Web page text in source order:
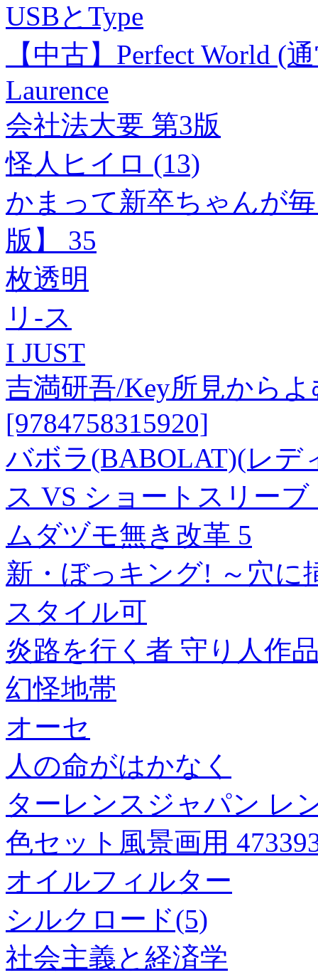
USBとType
【中古】Perfect World (
Laurence
会社法大要 第3版
怪人ヒイロ (13)
かまって新卒ちゃんが
版】 35
枚透明
リ-ス
I JUST
吉満研吾/Key所見から
[9784758315920]
バボラ(BABOLAT)(レデ
ス VS ショートスリーブ
ムダヅモ無き改革 5
新・ぼっキング! ～穴に
スタイル可
炎路を行く者 守り人作
幻怪地帯
オーセ
人の命がはかなく
ターレンスジャパン レ
色セット風景画用
オイルフィルター
シルクロード(5)
社会主義と経済学